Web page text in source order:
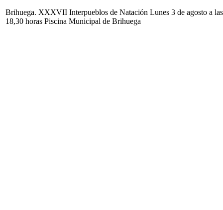
Brihuega. XXXVII Interpueblos de Natación Lunes 3 de agosto a las
18,30 horas Piscina Municipal de Brihuega